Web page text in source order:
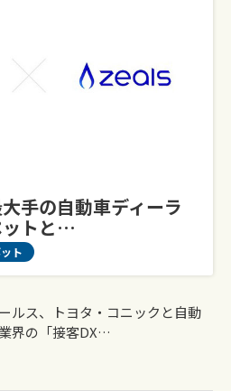
手の自動車ディーラ
ットと…
ト
ルス、トヨタ・コニックと自動
界の「接客DX…